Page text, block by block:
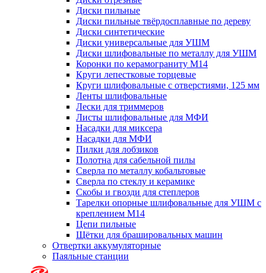
Диски пильные
Диски пильные твёрдосплавные по дереву
Диски синтетические
Диски универсальные для УШМ
Диски шлифовальные по металлу для УШМ
Коронки по керамограниту M14
Круги лепестковые торцевые
Круги шлифовальные с отверстиями, 125 мм
Ленты шлифовальные
Лески для триммеров
Листы шлифовальные для МФИ
Насадки для миксера
Насадки для МФИ
Пилки для лобзиков
Полотна для сабельной пилы
Сверла по металлу кобальтовые
Сверла по стеклу и керамике
Скобы и гвозди для степлеров
Тарелки опорные шлифовальные для УШМ с
креплением М14
Цепи пильные
Щётки для брашировальных машин
Отвертки аккумуляторные
Паяльные станции